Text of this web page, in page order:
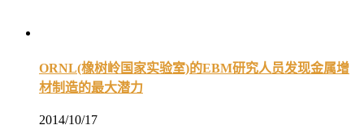
ORNL(橡树岭国家实验室)的EBM研究人员发现金属增
材制造的最大潜力
2014/10/17